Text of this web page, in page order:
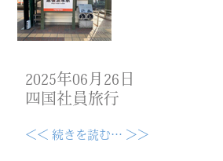
2025年06月26日
四国社員旅行
＜＜ 続きを読む… ＞＞